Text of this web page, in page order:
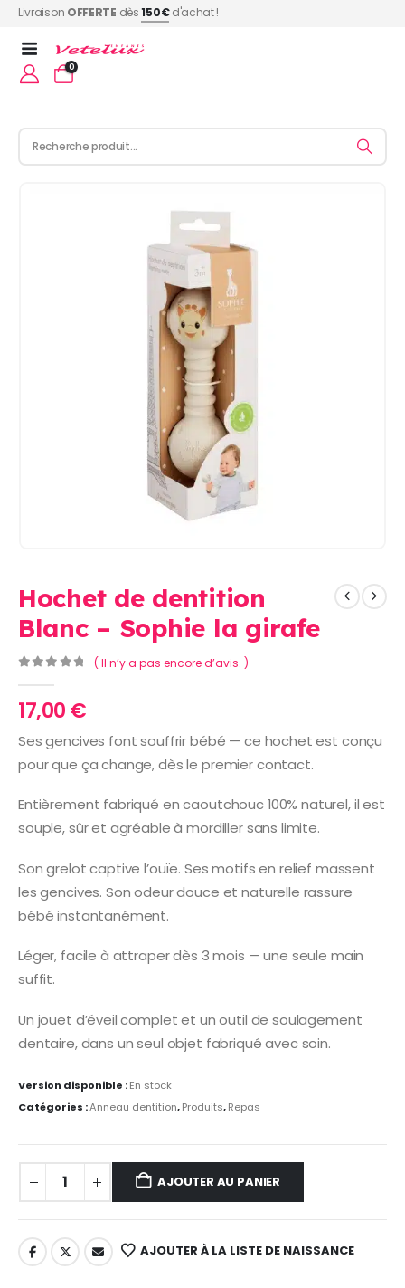
Livraison OFFERTE dès150€d'achat !
0
Hochet de dentition
Blanc – Sophie la girafe
( Il n’y a pas encore d’avis. )
17,00€
Ses gencives font souffrir bébé — ce hochet est conçu
pour que ça change, dès le premier contact.
Entièrement fabriqué en caoutchouc 100% naturel, il est
souple, sûr et agréable à mordiller sans limite.
Son grelot captive l’ouïe. Ses motifs en relief massent
les gencives. Son odeur douce et naturelle rassure
bébé instantanément.
Léger, facile à attraper dès 3 mois — une seule main
suffit.
Un jouet d’éveil complet et un outil de soulagement
dentaire, dans un seul objet fabriqué avec soin.
Version disponible :En stock
Catégories :Anneau dentition,Produits,Repas
AJOUTER AU PANIER
AJOUTER À LA LISTE DE NAISSANCE